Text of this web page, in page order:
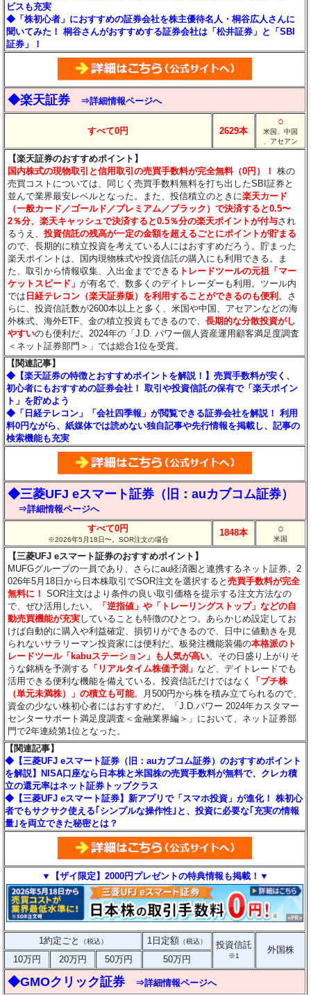
ビスも充実
◆「株初心者」におすすめの証券会社を株主優待名人・桐谷広人さんに
聞いてみた！ 桐谷さんがおすすめする証券会社は「松井証券」と「SBI
証券」！
◆楽天証券 ⇒詳細情報ページへ
すべて0円 2629本
○
米国、中国
、アセアン
【楽天証券のおすすめポイント】
国内株式の現物取引と信用取引の売買手数料が完全無料（0円）！ 株の
売買コストについては、同じく売買手数料無料を打ち出したSBI証券と
並んで業界最安レベルとなった。また、投信積立のときに楽天カード
（一般カード／ゴールド／プレミアム／ブラック）で決済すると0.5〜
2％分、楽天キャッシュで決済すると0.5％分の楽天ポイントが付与され
るうえ、投資信託の残高が一定の金額を超えるごとにポイントが貯まる
ので、長期的に積立投資を考えている人にはおすすめだろう。貯まった
楽天ポイントは、国内現物株式や投資信託の購入にも利用できる。ま
た、取引から情報収集、入出金までできる トレードツールの元祖「マー
ケットスピード」が有名で、数多くのデイトレーダーも利用。ツール内
では 日経テレコン（楽天証券版）を利用することができるのも便利 。さ
らに、投資信託数が2600本以上と多く、米国や中国、アセアンなどの海
外株式、海外ETF、金の積立投資もできるので、長期的な分散投資がし
やすいのも便利だ。2024年の「J.D. パワー個人資産運用顧客満足度調査
＜ネット証券部門＞」では総合1位を受賞。
【関連記事】
◆【楽天証券の特徴とおすすめポイントを解説！】売買手数料が安く、
初心者にもおすすめの証券会社！ 取引や投資信託の保有で「楽天ポイン
ト」を貯めよう
◆「日経テレコン」「会社四季報」が閲覧できる証券会社を解説！ 利用
料0円ながら、紙媒体では読めない独自記事や先行情報を掲載し、記事の
検索機能も充実
◆三菱UFJ eスマート証券（旧：auカブコム証券）
⇒詳細情報ページへ
すべて0円
※2026年5月18日〜。SOR注文の場合
1848本 ○
米国
【三菱UFJ eスマート証券のおすすめポイント】
MUFGグループの一員であり、さらにau経済圏と連携するネット証券。2
026年5月18日から日本株取引でSOR注文を選択すると売買手数料が完全
無料に！ SOR注文はより条件の良い取引価格を提示する注文方法なの
で、ぜひ活用したい。
「逆指値」や「トレーリングストップ」などの自
動売買機能が充実していることも特徴のひとつ。あらかじめ設定してお
けば自動的に購入や利益確定、損切りができるので、日中に値動きを見
られないサラリーマン投資家には便利だ。板発注機能装備の本格派のト
レードツール「kabuステーション」も人気が高い。その日盛り上がりそ
うな銘柄を予測する 「リアルタイム株価予測」 など、デイトレードでも
活用できる便利な機能を備えている。投資信託だけではなく
「プチ株
（単元未満株）」の積立も可能。月500円から株を積み立てられるので、
資金の少ない株初心者にはおすすめだ。「J.D.パワー 2024年カスタマー
センターサポート満足度調査＜金融業界編＞」において、ネット証券部
門で2年連続第1位となった。
【関連記事】
◆【三菱UFJ eスマート証券（旧：auカブコム証券）のおすすめポイント
を解説】NISA口座なら日本株と米国株の売買手数料が無料で、クレカ積
立の還元率はネット証券トップクラス
◆【三菱UFJ eスマート証券】新アプリで「スマホ投資」が進化！ 株初心
者でもサクサク使える｢シンプルな操作性｣と、投資に必要な｢充実の情報
量｣を両立できた秘密とは？
▼【ザイ限定】2000円プレゼントの特典情報も掲載！▼
1約定ごと （税込） 1日定額 （税込） 投資信託
※1
外国株
10万円
20万円 50万円 50万円
◆GMOクリック証券 ⇒詳細情報ページへ